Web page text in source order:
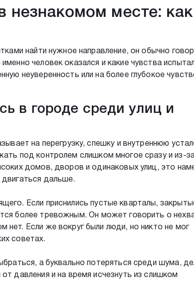
незнакомом месте: как
найти нужное направление, он обычно
человек оказался и какие чувства
неуверенность или на более глубокое
в городе среди улиц и
на перегрузку, спешку и внутреннюю
под контролем слишком многое сразу и из-
домов, дворов и одинаковых улиц, это
дальше.
Если приснились пустые кварталы,
более тревожным. Он может говорить о
Если же вокруг были люди, но никто не мог
советах.
а буквально потеряться среди шума,
давления и на время исчезнуть из слишком